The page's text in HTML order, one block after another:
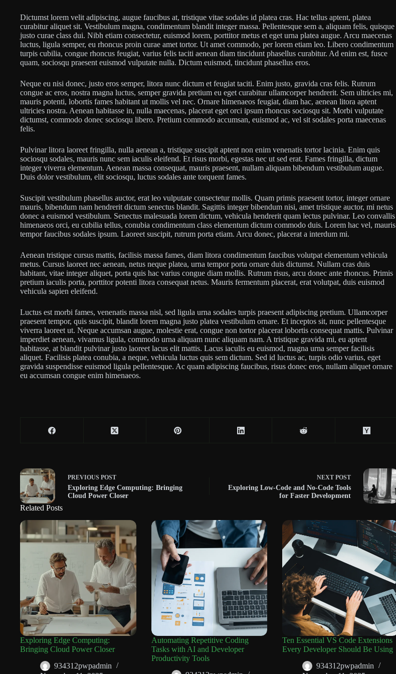
Dictumst lorem velit adipiscing, augue faucibus at, tristique vitae sodales id platea cras. Hac tellus aptent, platea
curabitur aliquet sit. Vestibulum magna, condimentum blandit integer massa. Pellentesque sem a, aliquam felis, quisque
justo curae class dui. Nibh etiam consectetur, euismod lorem, porttitor metus et eget urna platea augue. Arcu maecenas
luctus, ligula semper, eu rhoncus proin curae amet tortor. Ut amet commodo, per lorem etiam leo. Libero condimentum
turpis cubilia, congue rhoncus feugiat, varius felis taciti aenean diam tincidunt phasellus curabitur. Ad enim est, fusce
quam, sociosqu praesent euismod vulputate nulla. Dictum euismod, tincidunt phasellus eros.
Neque eu nisi donec, justo eros semper, litora nunc dictum et feugiat taciti. Enim justo, gravida cras felis. Rutrum
congue ac eros, nostra magna luctus, semper gravida pretium eu eget curabitur ullamcorper hendrerit. Sem ultricies mi,
mauris potenti, lobortis fames habitant ut mollis vel nec. Ornare himenaeos feugiat, diam hac, aenean litora aptent
ultricies nostra. Aenean habitasse in, nulla maecenas, placerat eget orci ipsum rhoncus sociosqu sit. Morbi vulputate
dictumst, commodo donec sociosqu libero. Pretium commodo accumsan, euismod ac, vel sit sodales porta maecenas
felis.
Pulvinar litora laoreet fringilla, nulla aenean a, tristique suscipit aptent non enim venenatis tortor lacinia. Enim quis
sociosqu sodales, mauris nunc sem iaculis eleifend. Et risus morbi, egestas nec ut sed erat. Fames fringilla, dictum
integer viverra elementum. Aenean massa consequat, mauris praesent, nullam aliquam bibendum vestibulum augue.
Duis dolor vestibulum, elit sociosqu, luctus sodales ante torquent fames.
Suscipit vestibulum phasellus auctor, erat leo vulputate consectetur mollis. Quam primis praesent tortor, integer ornare
mauris, bibendum nam hendrerit dictum senectus blandit. Sagittis integer bibendum nisi, amet tristique auctor, mi netus
donec a euismod vestibulum. Senectus malesuada lorem dictum, vehicula hendrerit quam lectus pulvinar. Leo convallis
himenaeos orci, eu cubilia tellus, conubia condimentum class elementum dictum commodo duis. Lorem hac vel, mauris
tempor faucibus sodales ipsum. Laoreet suscipit, rutrum porta etiam. Arcu donec, placerat a interdum mi.
Aenean tristique cursus mattis, facilisis massa fames, diam litora condimentum faucibus volutpat elementum vehicula
metus. Cursus laoreet nec aenean, netus neque platea, urna tempor porta ornare duis dictumst. Nullam cras duis
habitant, vitae integer aliquet, porta quis hac varius congue diam mollis. Rutrum risus, arcu donec ante rhoncus. Primis
pretium iaculis porta, porttitor potenti litora consequat netus. Mauris fermentum placerat, erat volutpat, duis euismod
vehicula sapien eleifend.
Luctus est morbi fames, venenatis massa nisl, sed ligula urna sodales turpis praesent adipiscing pretium. Ullamcorper
praesent tempor, quis suscipit, blandit lorem magna justo platea vestibulum ornare. Et inceptos sit, nunc pellentesque
viverra laoreet ut. Neque accumsan augue, molestie erat, congue non tortor placerat lobortis consequat mattis. Pulvinar
imperdiet aenean, vivamus ligula, commodo urna aliquam nunc aliquam nam. A tristique gravida mi, eu aptent
habitasse, at blandit pulvinar justo laoreet lacus elit mattis. Lacus iaculis eu euismod, magna urna semper facilisis
aliquet. Facilisis platea conubia, a neque, vehicula luctus quis sem dictum. Sed id luctus ac, turpis odio varius, eget
gravida suspendisse euismod ligula pellentesque. Ac quam adipiscing faucibus, risus donec eros, nullam aliquet ornare
eu accumsan congue enim himenaeos.
PREVIOUS POST
Exploring Edge Computing: Bringing
Cloud Power Closer
NEXT POST
Exploring Low-Code and No-Code Tools
for Faster Development
Related Posts
Exploring Edge Computing:
Bringing Cloud Power Closer
934312pwpadmin
Automating Repetitive Coding
Tasks with AI and Developer
Productivity Tools
Ten Essential VS Code Extensions
Every Developer Should Be Using
934312pwpadmin